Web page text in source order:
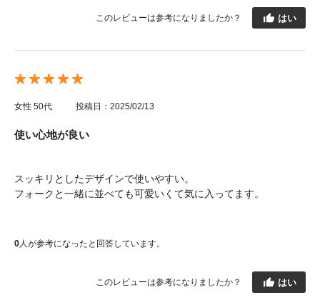
このレビューは参考になりましたか？ はい
女性 50代 投稿日：2025/02/13
使い心地が良い
スッキリとしたデザインで使いやすい。
フォークと一緒に並べても可愛いくて気に入ってます。
0人が参考になったと回答しています。
このレビューは参考になりましたか？ はい